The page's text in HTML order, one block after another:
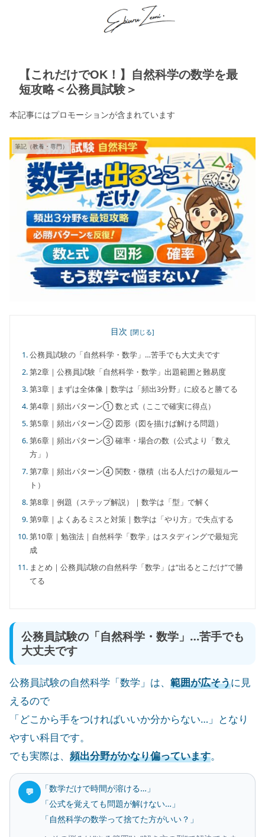
【これだけでOK！】自然科学の数学を最
短攻略＜公務員試験＞
本記事にはプロモーションが含まれています
筆記（教養・専門）
目次
公務員試験の「自然科学・数学」…苦手でも大丈夫です
第2章｜公務員試験「自然科学・数学」出題範囲と難易度
第3章｜まずは全体像｜数学は「頻出3分野」に絞ると勝てる
第4章｜頻出パターン① 数と式（ここで確実に得点）
第5章｜頻出パターン② 図形（図を描けば解ける問題）
第6章｜頻出パターン③ 確率・場合の数（公式より「数え
方」）
第7章｜頻出パターン④ 関数・微積（出る人だけの最短ルー
ト）
第8章｜例題（ステップ解説）｜数学は「型」で解く
第9章｜よくあるミスと対策｜数学は「やり方」で失点する
第10章｜勉強法｜自然科学「数学」はスタディングで最短完
成
まとめ｜公務員試験の自然科学「数学」は“出るとこだけ”で勝
てる
公務員試験の「自然科学・数学」…苦手でも
大丈夫です
公務員試験の自然科学「数学」は、 範囲が広そうに見
えるので
「どこから手をつければいいか分からない…」となり
やすい科目です。
でも実際は、 頻出分野がかなり偏っています。
💬
「数学だけで時間が溶ける…」
「公式を覚えても問題が解けない…」
「自然科学の数学って捨てた方がいい？」